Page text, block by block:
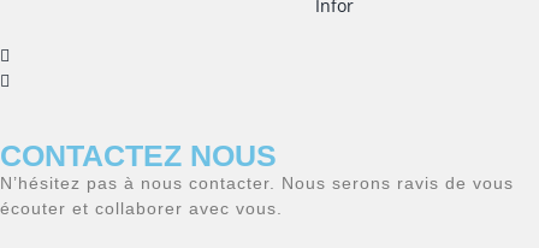
Informatique
CONTACTEZ NOUS
N’hésitez pas à nous contacter. Nous serons ravis de vous
écouter et collaborer avec vous.